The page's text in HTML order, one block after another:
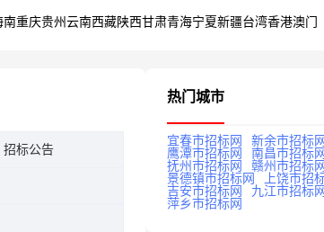
南重庆贵州 云南西藏陕西甘肃青海宁夏新疆台湾香港澳门
招标公告
热门城市
宜春市招标网
新余市招标网
鹰潭市招标网
南昌市招标网
抚州市招标网
赣州市招标网
景德镇市招标网
上饶市招
吉安市招标网
九江市招标网
萍乡市招标网